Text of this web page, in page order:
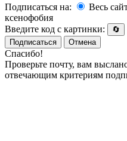
Подписаться на:
Весь
ксенофобия
Введите код с картинки:
🔄
Подписаться
Отмена
Спасибо!
Проверьте почту, вам
отвечающим критериям